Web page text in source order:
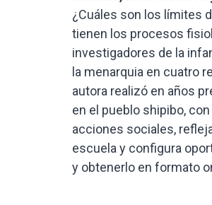
¿Cuáles son los límites
tienen los procesos
investigadores de la
la menarquia en cuatro
autora realizó en años
en el pueblo shipibo,
acciones sociales,
escuela y configura
y obtenerlo en formato